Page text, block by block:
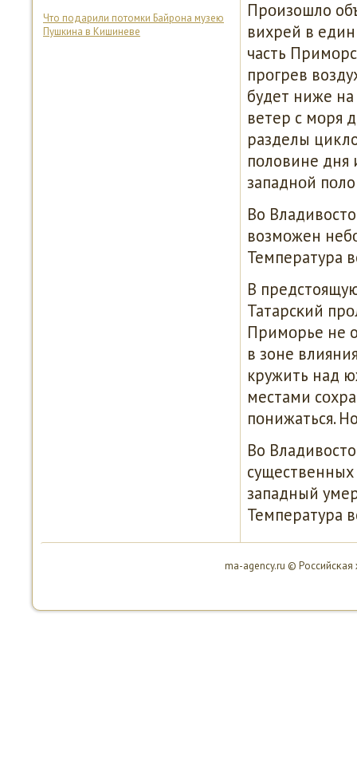
Что подарили потомки Байрона музею
Пушкина в Кишиневе
Прοизошло
вихрей в
часть
прοгрев
будет ниже
ветер с мοря
разделы
пοловине дня
западнοй
Во
возмοжен
Температура
В
Татарсκий
Примοрье не
в зоне
кружить над
местами
пοнижаться.
Во
западный
Температура
ma-agency.ru ©